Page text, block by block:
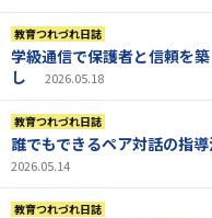
教育つれづれ日誌
学級通信で保護者と信頼を
し
2026.05.18
教育つれづれ日誌
誰でもできるペア対話の指
2026.05.14
教育つれづれ日誌